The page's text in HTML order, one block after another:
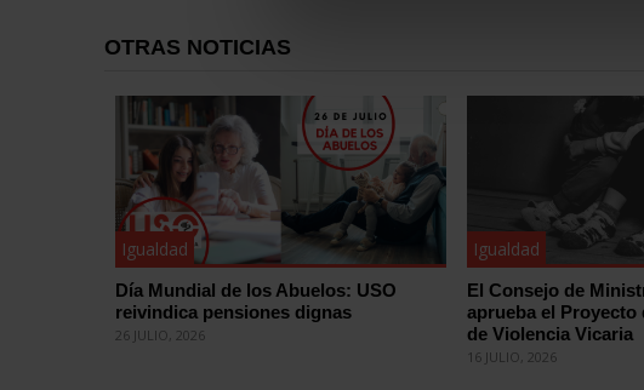
OTRAS NOTICIAS
Igualdad
Día Mundial de los Abuelos: USO
reivindica pensiones dignas
26 JULIO, 2026
Igualdad
El Consejo de
aprueba el Proyecto
de Violencia Vicaria
16 JULIO, 2026